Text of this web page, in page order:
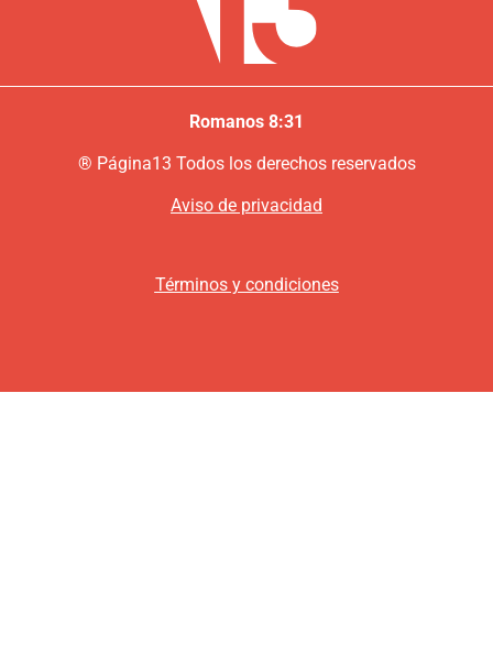
Romanos 8:31
® Página13 Todos los derechos reservados
Aviso de privacidad
Términos y condiciones